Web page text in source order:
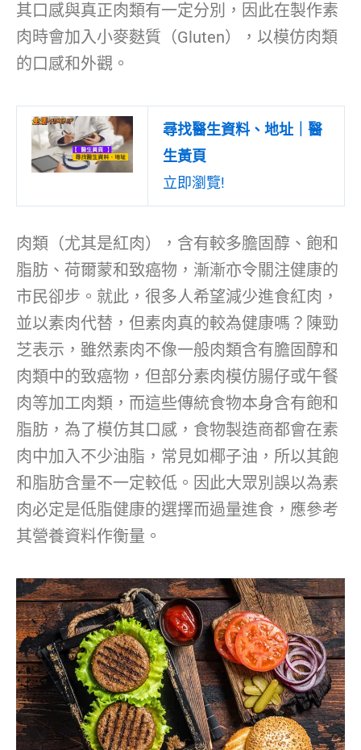
其口感與真正肉類有一定分別，因此在製作素
肉時會加入小麥麩質（Gluten），以模仿肉類
的口感和外觀。
尋找醫生資料、地址｜醫
生黃頁
立即瀏覽!
肉類（尤其是紅肉），含有較多膽固醇、飽和
脂肪、荷爾蒙和致癌物，漸漸亦令關注健康的
市民卻步。就此，很多人希望減少進食紅肉，
並以素肉代替，但素肉真的較為健康嗎？陳勁
芝表示，雖然素肉不像一般肉類含有膽固醇和
肉類中的致癌物，但部分素肉模仿腸仔或午餐
肉等加工肉類，而這些傳統食物本身含有飽和
脂肪，為了模仿其口感，食物製造商都會在素
肉中加入不少油脂，常見如椰子油，所以其飽
和脂肪含量不一定較低。因此大眾別誤以為素
肉必定是低脂健康的選擇而過量進食，應參考
其營養資料作衡量。